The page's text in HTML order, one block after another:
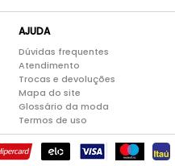
AJUDA
Dúvidas frequentes
Atendimento
Trocas e devoluções
Mapa do site
Glossário da moda
Termos de uso